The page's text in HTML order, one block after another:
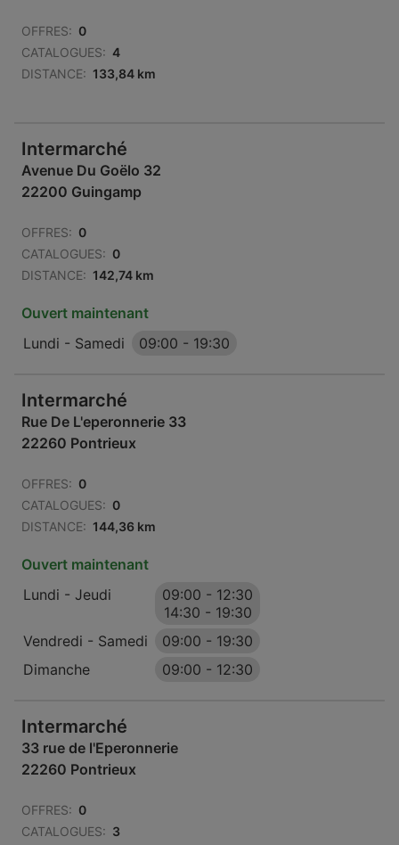
OFFRES: 0
CATALOGUES: 4
DISTANCE: 133,84 km
Intermarché
Avenue Du Goëlo 32
22200 Guingamp
OFFRES: 0
CATALOGUES: 0
DISTANCE: 142,74 km
Ouvert maintenant
Lundi - Samedi
09:00 - 19:30
Intermarché
Rue De L'eperonnerie 33
22260 Pontrieux
OFFRES: 0
CATALOGUES: 0
DISTANCE: 144,36 km
Ouvert maintenant
Lundi - Jeudi
09:00 - 12:30
14:30 - 19:30
Vendredi - Samedi
09:00 - 19:30
Dimanche
09:00 - 12:30
Intermarché
33 rue de l'Eperonnerie
22260 Pontrieux
OFFRES: 0
CATALOGUES: 3